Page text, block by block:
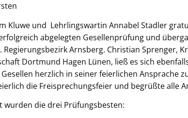
Kluwe und Lehrlingswartin Annabel Stadler
abgelegten Gesellenprüfung und
Regierungsbezirk Arnsberg. Christian Sprenger,
Dortmund Hagen Lünen, ließ es sich
herzlich in seiner feierlichen Ansprache
die Freisprechungsfeier und begrüßte alle
wurden die drei Prüfungsbesten: